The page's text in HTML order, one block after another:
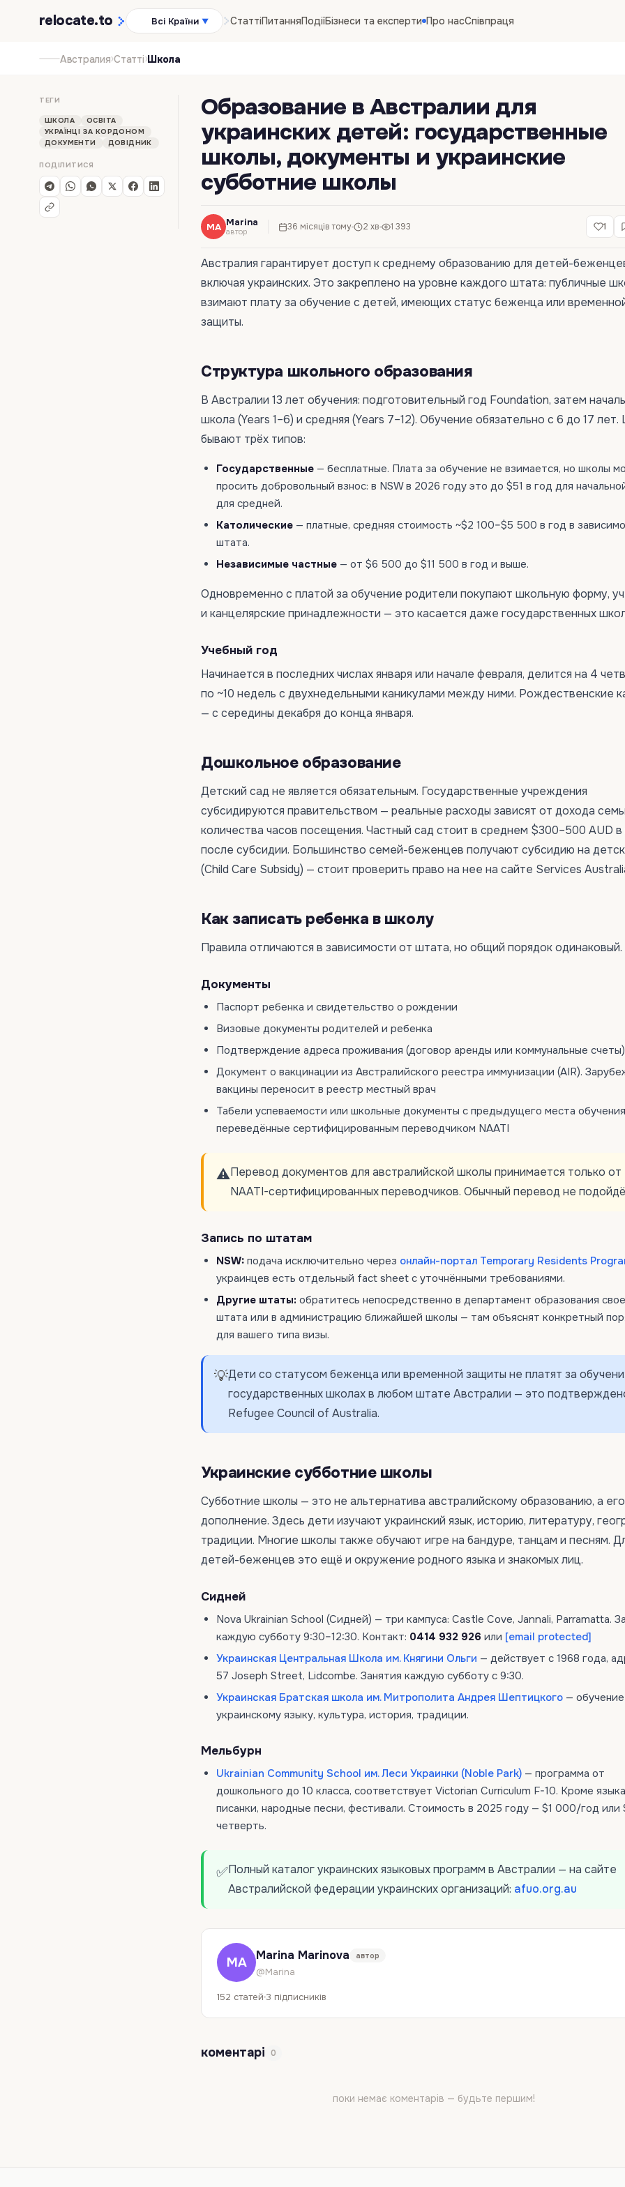
relocate.to Всі Країни ▼ СтаттіПитанняПодіїБізнеси та експерти Про насСпівпраця
Австралия›Статті›Школа
ТЕГИ
ШКОЛА
ОСВІТА
УКРАЇНЦІ ЗА КОРДОНОМ
ДОКУМЕНТИ
ДОВІДНИК
ПОДІЛИТИСЯ
Образование в Австралии для
украинских детей: государственные
школы, документы и украинские
субботние школы
MA Marina
автор 36 місяців тому 2 хв 1 393 1
Австралия гарантирует доступ к среднему образованию для детей-
включая украинских. Это закреплено на уровне каждого штата: публичные
взимают плату за обучение с детей, имеющих статус беженца или
защиты.
Структура школьного образования
В Австралии 13 лет обучения: подготовительный год Foundation, затем
школа (Years 1–6) и средняя (Years 7–12). Обучение обязательно с 6 до 17
бывают трёх типов:
Государственные — бесплатные. Плата за обучение не взимается, но школы
просить добровольный взнос: в NSW в 2026 году это до $51 в год для
для средней.
Католические — платные, средняя стоимость ~$2 100–$5 500 в год в
штата.
Независимые частные — от $6 500 до $11 500 в год и выше.
Одновременно с платой за обучение родители покупают школьную форму,
и канцелярские принадлежности — это касается даже государственных
Учебный год
Начинается в последних числах января или начале февраля, делится на 4
по ~10 недель с двухнедельными каникулами между ними. Рождественские
— с середины декабря до конца января.
Дошкольное образование
Детский сад не является обязательным. Государственные учреждения
субсидируются правительством — реальные расходы зависят от дохода
количества часов посещения. Частный сад стоит в среднем $300–500 AUD
после субсидии. Большинство семей-беженцев получают субсидию на
(Child Care Subsidy) — стоит проверить право на нее на сайте Services
Как записать ребенка в школу
Правила отличаются в зависимости от штата, но общий порядок одинаковый.
Документы
Паспорт ребенка и свидетельство о рождении
Визовые документы родителей и ребенка
Подтверждение адреса проживания (договор аренды или коммунальные счеты)
Документ о вакцинации из Австралийского реестра иммунизации (AIR).
вакцины переносит в реестр местный врач
Табели успеваемости или школьные документы с предыдущего места
переведённые сертифицированным переводчиком NAATI
⚠️Перевод документов для австралийской школы принимается только от
NAATI-сертифицированных переводчиков. Обычный перевод не
Запись по штатам
NSW: подача исключительно через онлайн-портал Temporary Residents
украинцев есть отдельный fact sheet с уточнёнными требованиями.
Другие штаты: обратитесь непосредственно в департамент образования
штата или в администрацию ближайшей школы — там объяснят конкретный
для вашего типа визы.
💡Дети со статусом беженца или временной защиты не платят за
государственных школах в любом штате Австралии — это
Refugee Council of Australia.
Украинские субботние школы
Субботние школы — это не альтернатива австралийскому образованию, а его
дополнение. Здесь дети изучают украинский язык, историю, литературу,
традиции. Многие школы также обучают игре на бандуре, танцам и песням.
детей-беженцев это ещё и окружение родного языка и знакомых лиц.
Сидней
Nova Ukrainian School (Сидней) — три кампуса: Castle Cove, Jannali, Parramatta.
каждую субботу 9:30–12:30. Контакт: 0414 932 926 или [email protected]
Украинская Центральная Школа им. Княгини Ольги — действует с 1968 года,
57 Joseph Street, Lidcombe. Занятия каждую субботу с 9:30.
Украинская Братская школа им. Митрополита Андрея Шептицкого — обучение
украинскому языку, культура, история, традиции.
Мельбурн
Ukrainian Community School им. Леси Украинки (Noble Park) — программа от
дошкольного до 10 класса, соответствует Victorian Curriculum F-10. Кроме
писанки, народные песни, фестивали. Стоимость в 2025 году — $1 000/год
четверть.
✅Полный каталог украинских языковых программ в Австралии — на сайте
Австралийской федерации украинских организаций: afuo.org.au
MA Marina Marinova автор
@Marina
152 статей 3 підписників
коментарі 0
поки немає коментарів — будьте першим!